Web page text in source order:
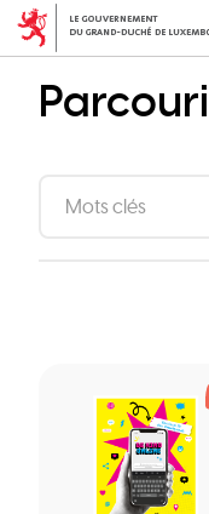
Aller
au
principal